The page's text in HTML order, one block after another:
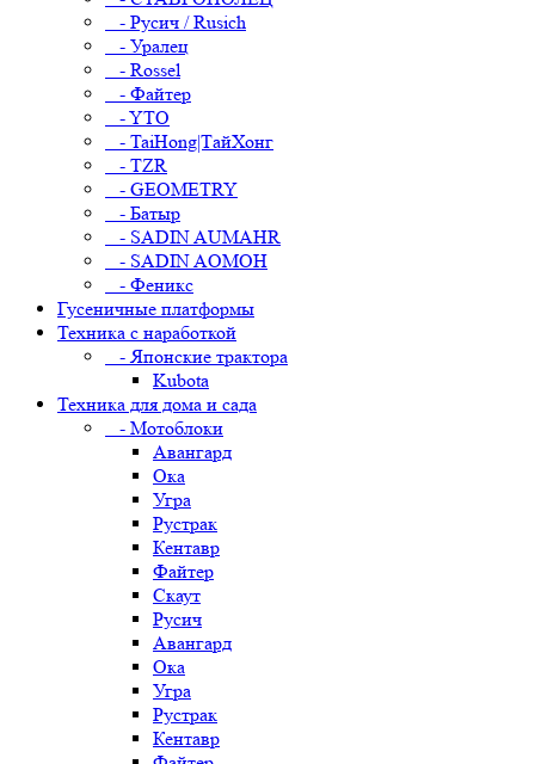
- Русич / Rusich
- Уралец
- Rossel
- Файтер
- YTO
- TaiHong|ТайХонг
- TZR
- GEOMETRY
- Батыр
- SADIN AUMAHR
- SADIN AOMOH
- Феникс
Гусеничные платформы
Техника с наработкой
- Японские трактора
Kubota
Техника для дома и сада
- Мотоблоки
Авангард
Ока
Угра
Рустрак
Кентавр
Файтер
Скаут
Русич
Авангард
Ока
Угра
Рустрак
Кентавр